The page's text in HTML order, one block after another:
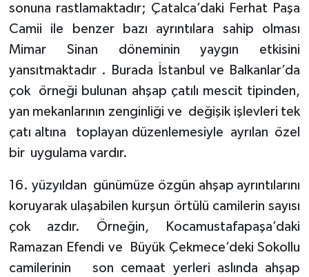
sonuna rastlamaktadır; Çatalca’daki Ferhat Paşa
Camii ile benzer bazı ayrıntılara sahip olması
Mimar Sinan döneminin yaygın etkisini
yansıtmaktadır . Burada İstanbul ve Balkanlar’da
çok
örneği bulunan ahşap çatılı mescit tipinden,
yan mekanlarının zenginliği ve değişik işlevleri tek
çatı altına
toplayan düzenlemesiyle ayrılan özel
bir uygulama vardır.
16. yüzyıldan günümüze özgün ahşap ayrıntılarını
koruyarak ulaşabilen kurşun örtülü camilerin sayısı
çok azdır. Örneğin, Kocamustafapaşa’daki
Ramazan Efendi ve
Büyük Çekmece’deki Sokollu
camilerinin
son cemaat yerleri aslında ahşap